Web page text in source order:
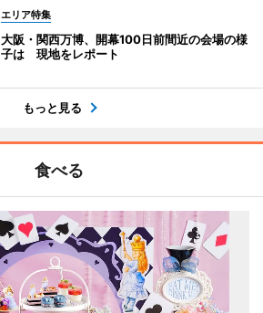
エリア特集
大阪・関西万博、開幕100日前間近の会場の様
子は 現地をレポート
もっと見る
食べる